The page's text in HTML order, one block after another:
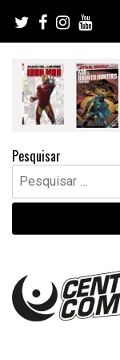
content
Pesquisar
Pesquisar
por: